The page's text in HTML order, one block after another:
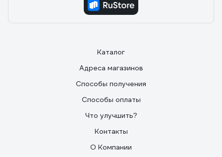
Каталог
Адреса магазинов
Способы получения
Способы оплаты
Что улучшить?
Контакты
О Компании